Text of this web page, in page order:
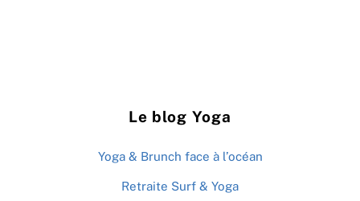
Le blog Yoga
Yoga & Brunch face à l’océan
Retraite Surf & Yoga